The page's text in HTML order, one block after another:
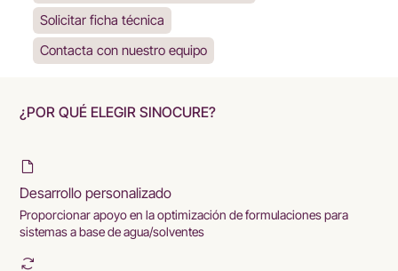
Solicitar ficha técnica
Contacta con nuestro equipo
¿POR QUÉ ELEGIR SINOCURE?
Desarrollo personalizado
Proporcionar apoyo en la optimización de formulaciones para
sistemas a base de agua/solventes